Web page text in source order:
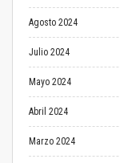
Agosto 2024
Julio 2024
Mayo 2024
Abril 2024
Marzo 2024